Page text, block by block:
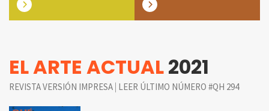
EL ARTE ACTUAL2021
REVISTA VERSIÓN IMPRESA | LEER ÚLTIMO NÚMERO #QH 294